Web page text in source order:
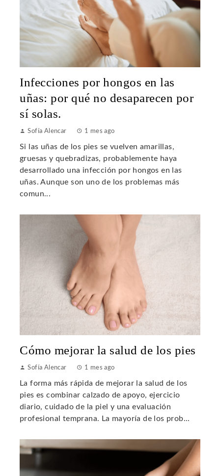
Infecciones por hongos en las
uñas: por qué no desaparecen por
sí solas.
Sofía Alencar 1 mes ago
Si las uñas de los pies se vuelven amarillas,
gruesas y quebradizas, probablemente haya
desarrollado una infección por hongos en las
uñas. Aunque son uno de los problemas más
comun...
Cómo mejorar la salud de los pies
Sofía Alencar 1 mes ago
La forma más rápida de mejorar la salud de los
pies es combinar calzado de apoyo, ejercicio
diario, cuidado de la piel y una evaluación
profesional temprana. La mayoría de los prob...